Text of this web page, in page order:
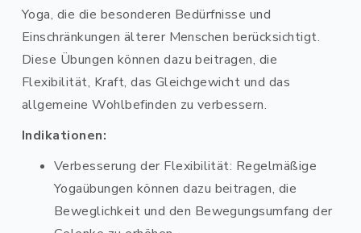
Yoga, die die besonderen Bedürfnisse und
Einschränkungen älterer Menschen berücksichtigt.
Diese Übungen können dazu beitragen, die
Flexibilität, Kraft, das Gleichgewicht und das
allgemeine Wohlbefinden zu verbessern.
Indikationen:
Verbesserung der Flexibilität: Regelmäßige
Yogaübungen können dazu beitragen, die
Beweglichkeit und den Bewegungsumfang der